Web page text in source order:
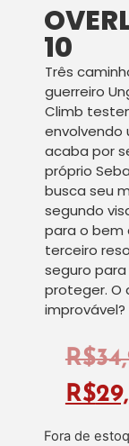
10
Três
guerreiro
Climb
envolvendo
acaba por
próprio
busca seu
segundo
para o bem
terceiro
seguro
proteger. O
improvável?
R$
R$
Fora de